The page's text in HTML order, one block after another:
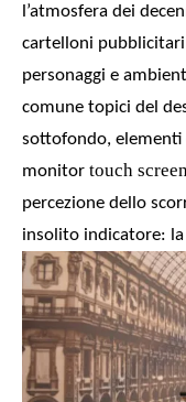
l’atmosfera dei
cartelloni pubblicitari
personaggi e
comune topici del
sottofondo, elementi
monitor touch
percezione dello
insolito indicatore: la